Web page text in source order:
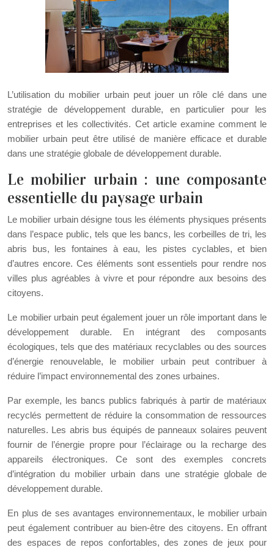
L’utilisation du mobilier urbain peut jouer un rôle clé dans une
stratégie de développement durable, en particulier pour les
entreprises et les collectivités. Cet article examine comment le
mobilier urbain peut être utilisé de manière efficace et durable
dans une stratégie globale de développement durable.
Le mobilier urbain : une composante
essentielle du paysage urbain
Le mobilier urbain désigne tous les éléments physiques présents
dans l’espace public, tels que les bancs, les corbeilles de tri, les
abris bus, les fontaines à eau, les pistes cyclables, et bien
d’autres encore. Ces éléments sont essentiels pour rendre nos
villes plus agréables à vivre et pour répondre aux besoins des
citoyens.
Le mobilier urbain peut également jouer un rôle important dans le
développement durable. En intégrant des composants
écologiques, tels que des matériaux recyclables ou des sources
d’énergie renouvelable, le mobilier urbain peut contribuer à
réduire l’impact environnemental des zones urbaines.
Par exemple, les bancs publics fabriqués à partir de matériaux
recyclés permettent de réduire la consommation de ressources
naturelles. Les abris bus équipés de panneaux solaires peuvent
fournir de l’énergie propre pour l’éclairage ou la recharge des
appareils électroniques. Ce sont des exemples concrets
d’intégration du mobilier urbain dans une stratégie globale de
développement durable.
En plus de ses avantages environnementaux, le mobilier urbain
peut également contribuer au bien-être des citoyens. En offrant
des espaces de repos confortables, des zones de jeux pour